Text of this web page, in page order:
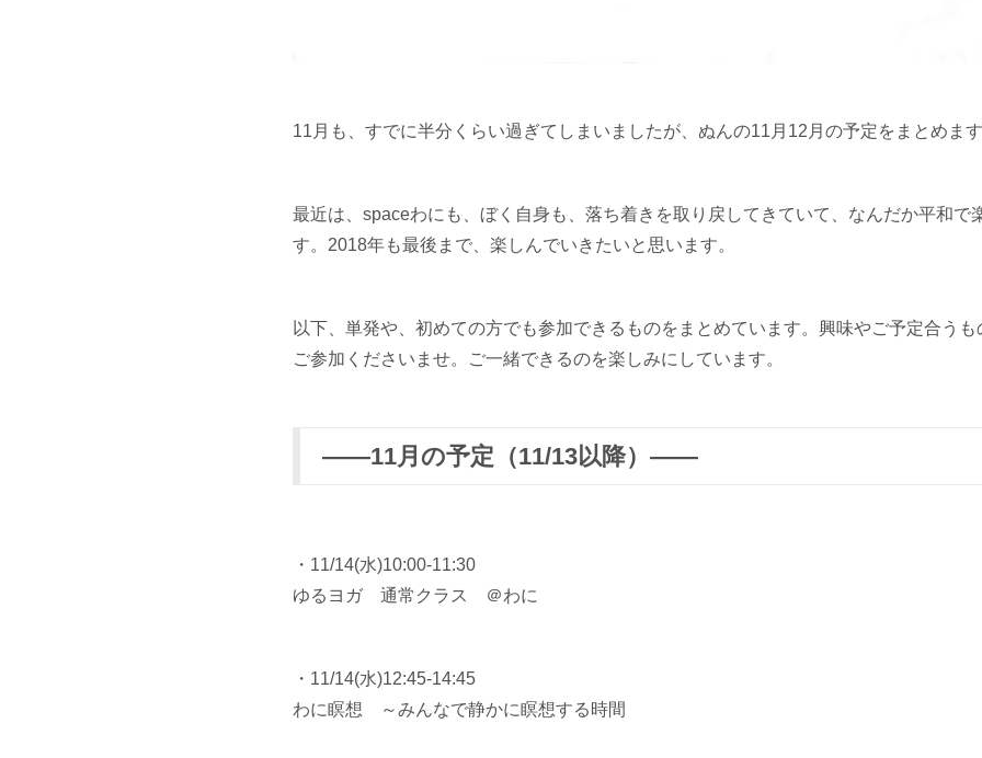
11月も、すでに半分くらい過ぎてしまいましたが、ぬんの11月12月の予定をまとめま
最近は、spaceわにも、ぼく自身も、落ち着きを取り戻してきていて、なんだか平和で
す。2018年も最後まで、楽しんでいきたいと思います。
以下、単発や、初めての方でも参加できるものをまとめています。興味やご予定合う
ご参加くださいませ。ご一緒できるのを楽しみにしています。
――11月の予定（11/13以降）――
・11/14(水)10:00-11:30
ゆるヨガ 通常クラス ＠わに
・11/14(水)12:45-14:45
わに瞑想 ～みんなで静かに瞑想する時間